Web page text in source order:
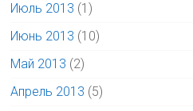
Июль 2013 (1)
Июнь 2013 (10)
Май 2013 (2)
Апрель 2013 (5)